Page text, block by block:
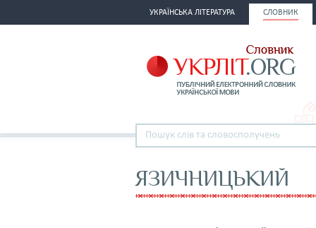
УКРАЇНСЬКА ЛІТЕРАТУРА СЛОВНИК
ЯЗИЧНИЦЬКИЙ